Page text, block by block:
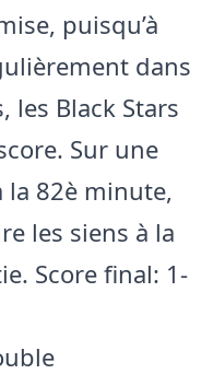
puisqu’à
dans
les Black Stars
Sur une
la 82è minute,
les siens à la
Score final: 1-